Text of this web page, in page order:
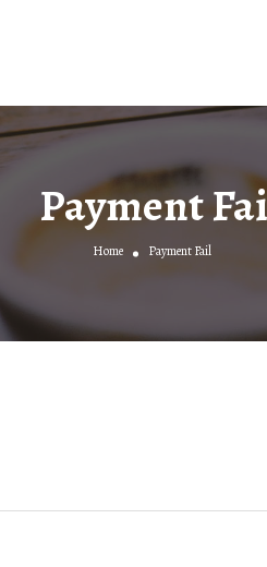
Payment
Home Payment Fail